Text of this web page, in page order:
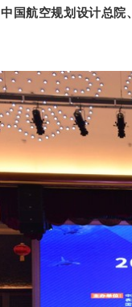
中国航空规划设计总院